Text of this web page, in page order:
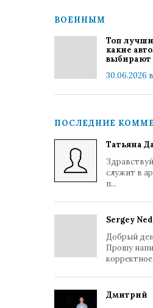
ВОЕННЫМ
Топ
какие
выбирают
30.06.2026
ПОСЛЕДНИЕ
Татьяна
служит в
п...
Sergey
Добрый
Прошу
Дмитрий